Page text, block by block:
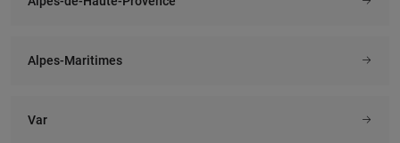
À 20.5 km km
Alpes-Maritimes
Var